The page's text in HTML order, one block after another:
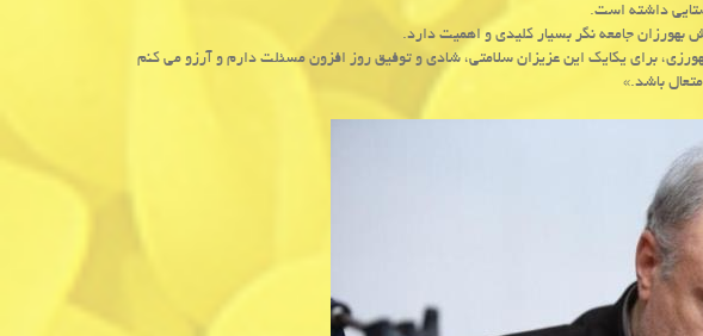
داشته است.
بهورزان جامعه نگر بسیار كلیدی و اهمیت دارد.
برای یكایك این عزیزان سلامتی، شادی و توفیق روز افزون مسئلت دارم و آرزو می كنم
باشد.»